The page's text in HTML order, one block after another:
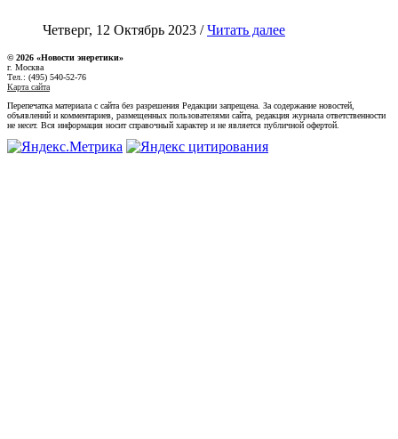
Четверг, 12 Октябрь 2023 /Читать далее
© 2026 «Новости энеретики»
г. Москва
Тел.: (495) 540-52-76
Карта сайта
Перепечатка материала с сайта без разрешения Редакции запрещена. За содержание новостей,
объявлений и комментариев, размещенных пользователями сайта, редакция журнала ответственности
не несет. Вся информация носит справочный характер и не является публичной офертой.